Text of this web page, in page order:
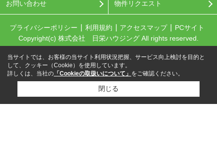
お問い合わせ 物件リクエスト
プライバシーポリシー 利用規約 アクセスマップ
PCサイト
Copyright(c) 株式会社 日栄ハウジング All rights reserved.
当サイトでは、お客様の当サイト利用状況把握、サービス向上検討を目的と
して、クッキー（Cookie）を使用しています。
詳しくは、当社の 「Cookieの取扱いについて」 をご確認ください。
閉じる